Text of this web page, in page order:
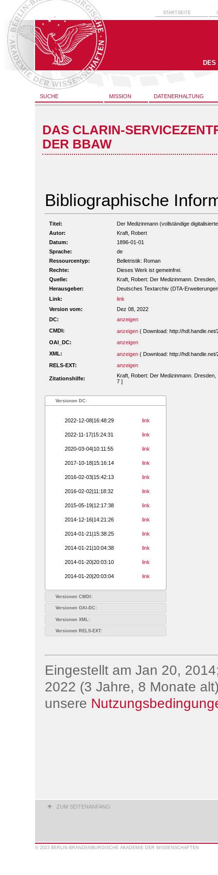
STARTSEITE
SUCHE MISSION DATENERHALTUNG
DAS CLARIN-
DER BBAW
Bibliographische
Titel:
Der Medizinmann (vollständige
Autor:
Kraft, Robert
Datum:
1896-01-01
Sprache:
de
Ressourcentyp:
Belletristik: Roman
Rechte:
Dieses Werk ist gemeinfrei.
Quelle:
Kraft, Robert: Der Medizinmann. Dresden,
Herausgeber:
Deutsches Textarchiv (DTA-
Link:
link
Version vom:
Dez 08, 2022
DC:
anzeigen
CMDI:
anzeigen ( Download: http://
OAI_DC:
anzeigen
XML:
anzeigen ( Download: http://
RELS-EXT:
anzeigen
Zitationshilfe:
Kraft, Robert: Der Medizinmann.
7 ]
Versionen DC:
2022-12-08|16:48:29 link
2022-11-17|15:24:31 link
2020-03-04|10:11:55 link
2017-10-18|15:16:14 link
2016-02-03|15:42:13 link
2016-02-02|11:18:32 link
2015-05-19|12:17:38 link
2014-12-16|14:21:26 link
2014-01-21|15:38:25 link
2014-01-21|10:04:38 link
2014-01-20|20:03:10 link
2014-01-20|20:03:04 link
Versionen CMDI:
Versionen OAI-DC:
Versionen XML:
Versionen RELS-EXT:
Eingestellt am Jan 20,
2022 (3 Jahre, 8 Monate
unsere
ZUM SEITENANFANG
© 2023 BERLIN-BRANDENBURGISCHE AKADEMIE DER WISSENSCHAFTEN